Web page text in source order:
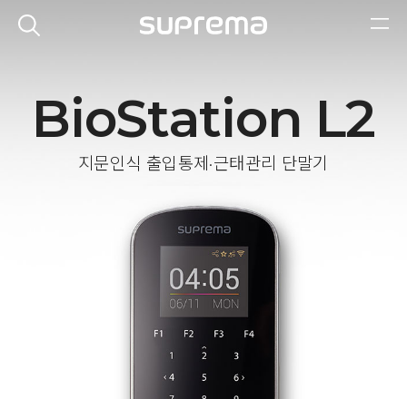
BioStation L2
지문인식 출입통제·근태관리 단말기